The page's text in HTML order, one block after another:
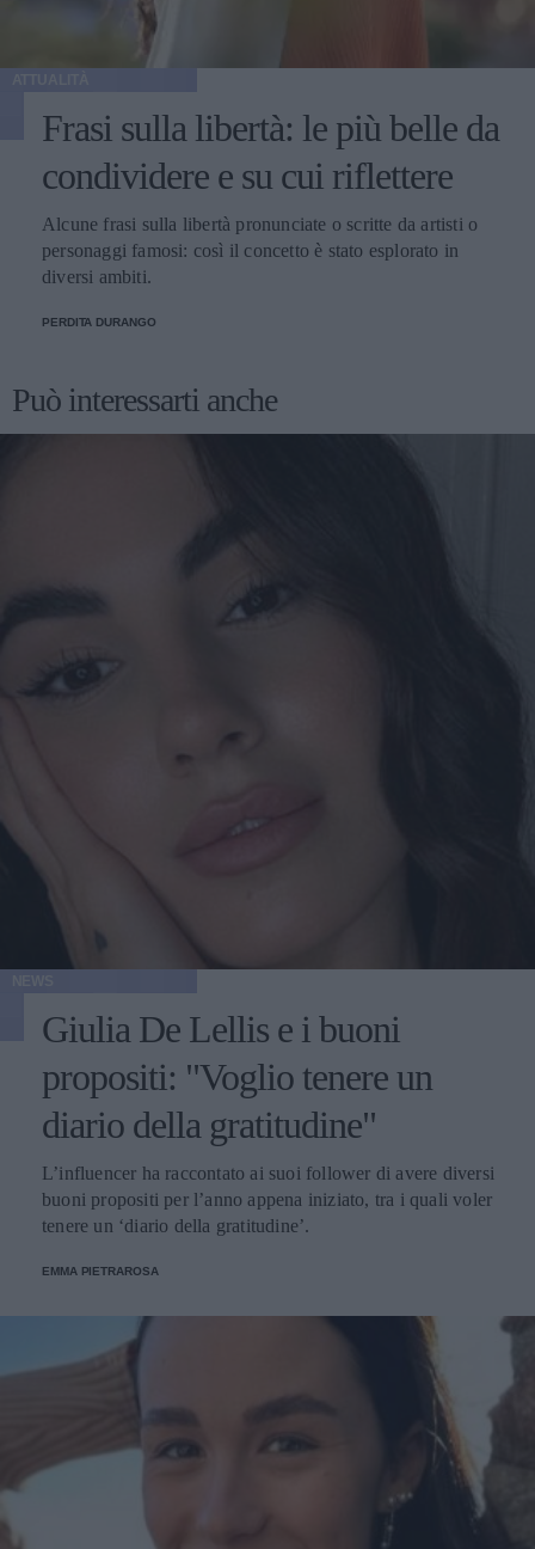
Frasi sulla libertà: le più belle da
condividere e su cui riflettere
Alcune frasi sulla libertà pronunciate o scritte da artisti o
personaggi famosi: così il concetto è stato esplorato in
diversi ambiti.
PERDITA DURANGO
Può interessarti anche
Giulia De Lellis e i buoni
propositi: "Voglio tenere un
diario della gratitudine"
L’influencer ha raccontato ai suoi follower di avere diversi
buoni propositi per l’anno appena iniziato, tra i quali voler
tenere un ‘diario della gratitudine’.
EMMA PIETRAROSA